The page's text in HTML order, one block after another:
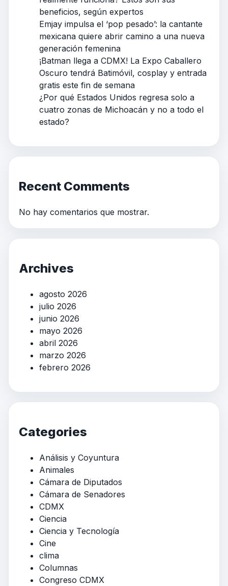
beneficios, según expertos
Emjay impulsa el ‘pop pesado’: la cantante
mexicana quiere abrir camino a una nueva
generación femenina
¡Batman llega a CDMX! La Expo Caballero
Oscuro tendrá Batimóvil, cosplay y entrada
gratis este fin de semana
¿Por qué Estados Unidos regresa solo a
cuatro zonas de Michoacán y no a todo el
estado?
Recent Comments
No hay comentarios que mostrar.
Archives
agosto 2026
julio 2026
junio 2026
mayo 2026
abril 2026
marzo 2026
febrero 2026
Categories
Análisis y Coyuntura
Animales
Cámara de Diputados
Cámara de Senadores
CDMX
Ciencia
Ciencia y Tecnología
Cine
clima
Columnas
Congreso CDMX